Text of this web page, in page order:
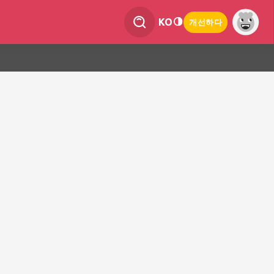
KO 개선하다